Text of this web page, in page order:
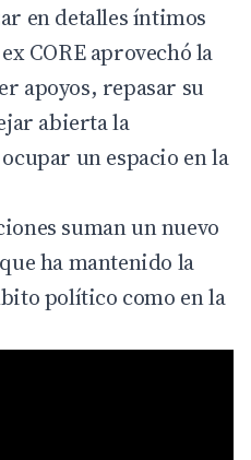
en detalles íntimos
CORE aprovechó la
apoyos, repasar su
abierta la
un espacio en la
suman un nuevo
ha mantenido la
político como en la